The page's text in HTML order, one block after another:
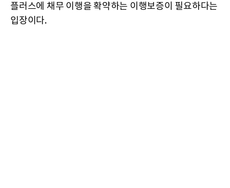
플러스에 채무 이행을 확약하는 이행보증이 필요하다는
입장이다.